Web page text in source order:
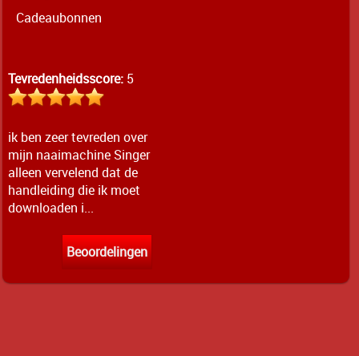
Cadeaubonnen
Tevredenheidsscore: 5
ik ben zeer tevreden over
mijn naaimachine Singer
alleen vervelend dat de
handleiding die ik moet
downloaden i...
Beoordelingen